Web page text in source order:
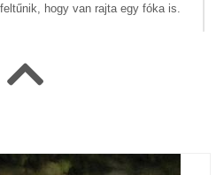
hogy van rajta egy fóka is.
Válasz